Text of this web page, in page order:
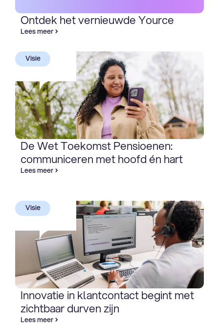
Ontdek het vernieuwde Yource
Lees meer
Visie
De Wet Toekomst Pensioenen:
communiceren met hoofd én hart
Lees meer
Visie
Innovatie in klantcontact begint met
zichtbaar durven zijn
Lees meer